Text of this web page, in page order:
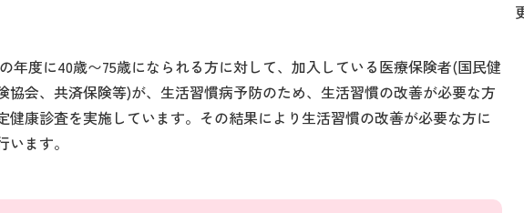
年度に40歳〜75歳になられる方に対して、加入している医療保険者(国民健
協会、共済保険等)が、生活習慣病予防のため、生活習慣の改善が必要な方
健康診査を実施しています。その結果により生活習慣の改善が必要な方に
ます。